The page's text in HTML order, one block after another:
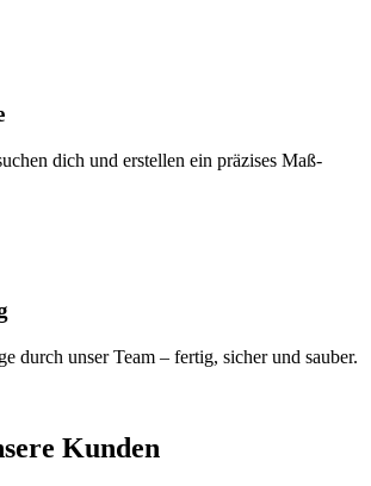
dich und erstellen ein präzises Maß-
durch unser Team – fertig, sicher und sauber.
Kunden